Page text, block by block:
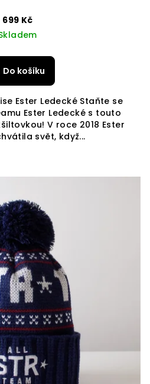
699 Kč
Do košíku
Ester Ledecké Staňte se
Ester Ledecké s touto
V roce 2018 Ester
svět, když...